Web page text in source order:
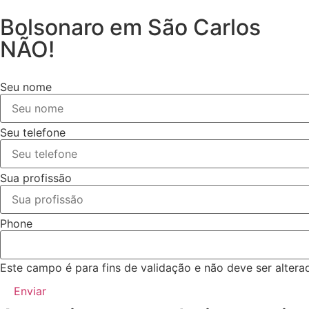
Bolsonaro em São Carlos
NÃO!
Seu nome
Seu telefone
Sua profissão
Phone
Este campo é para fins de validação e não deve ser